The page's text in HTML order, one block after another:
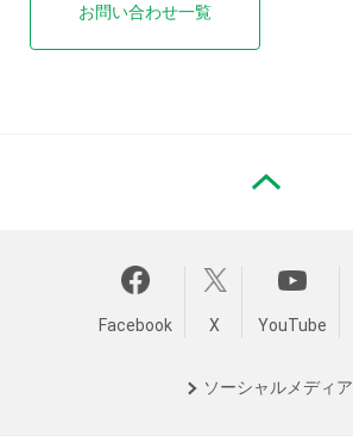
お問い合わせ一覧
Facebook X YouTube
ソーシャル メディア